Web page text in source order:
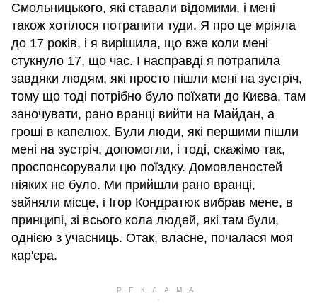
Смольницького, які ставали відомими, і мені
також хотілося потрапити туди. Я про це мріяла
до 17 років, і я вирішила, що вже коли мені
стукнуло 17, що час. І насправді я потрапила
завдяки людям, які просто пішли мені на зустріч,
тому що тоді потрібно було поїхати до Києва, там
заночувати, рано вранці вийти на Майдан, а
гроші в капелюх. Були люди, які першими пішли
мені на зустріч, допомогли, і тоді, скажімо так,
проспонсорували цю поїздку. Домовленостей
ніяких не було. Ми прийшли рано вранці,
зайняли місце, і Ігор Кондратюк вибрав мене, в
принципі, зі всього кола людей, які там були,
однією з учасниць. Отак, власне, почалася моя
кар'єра.